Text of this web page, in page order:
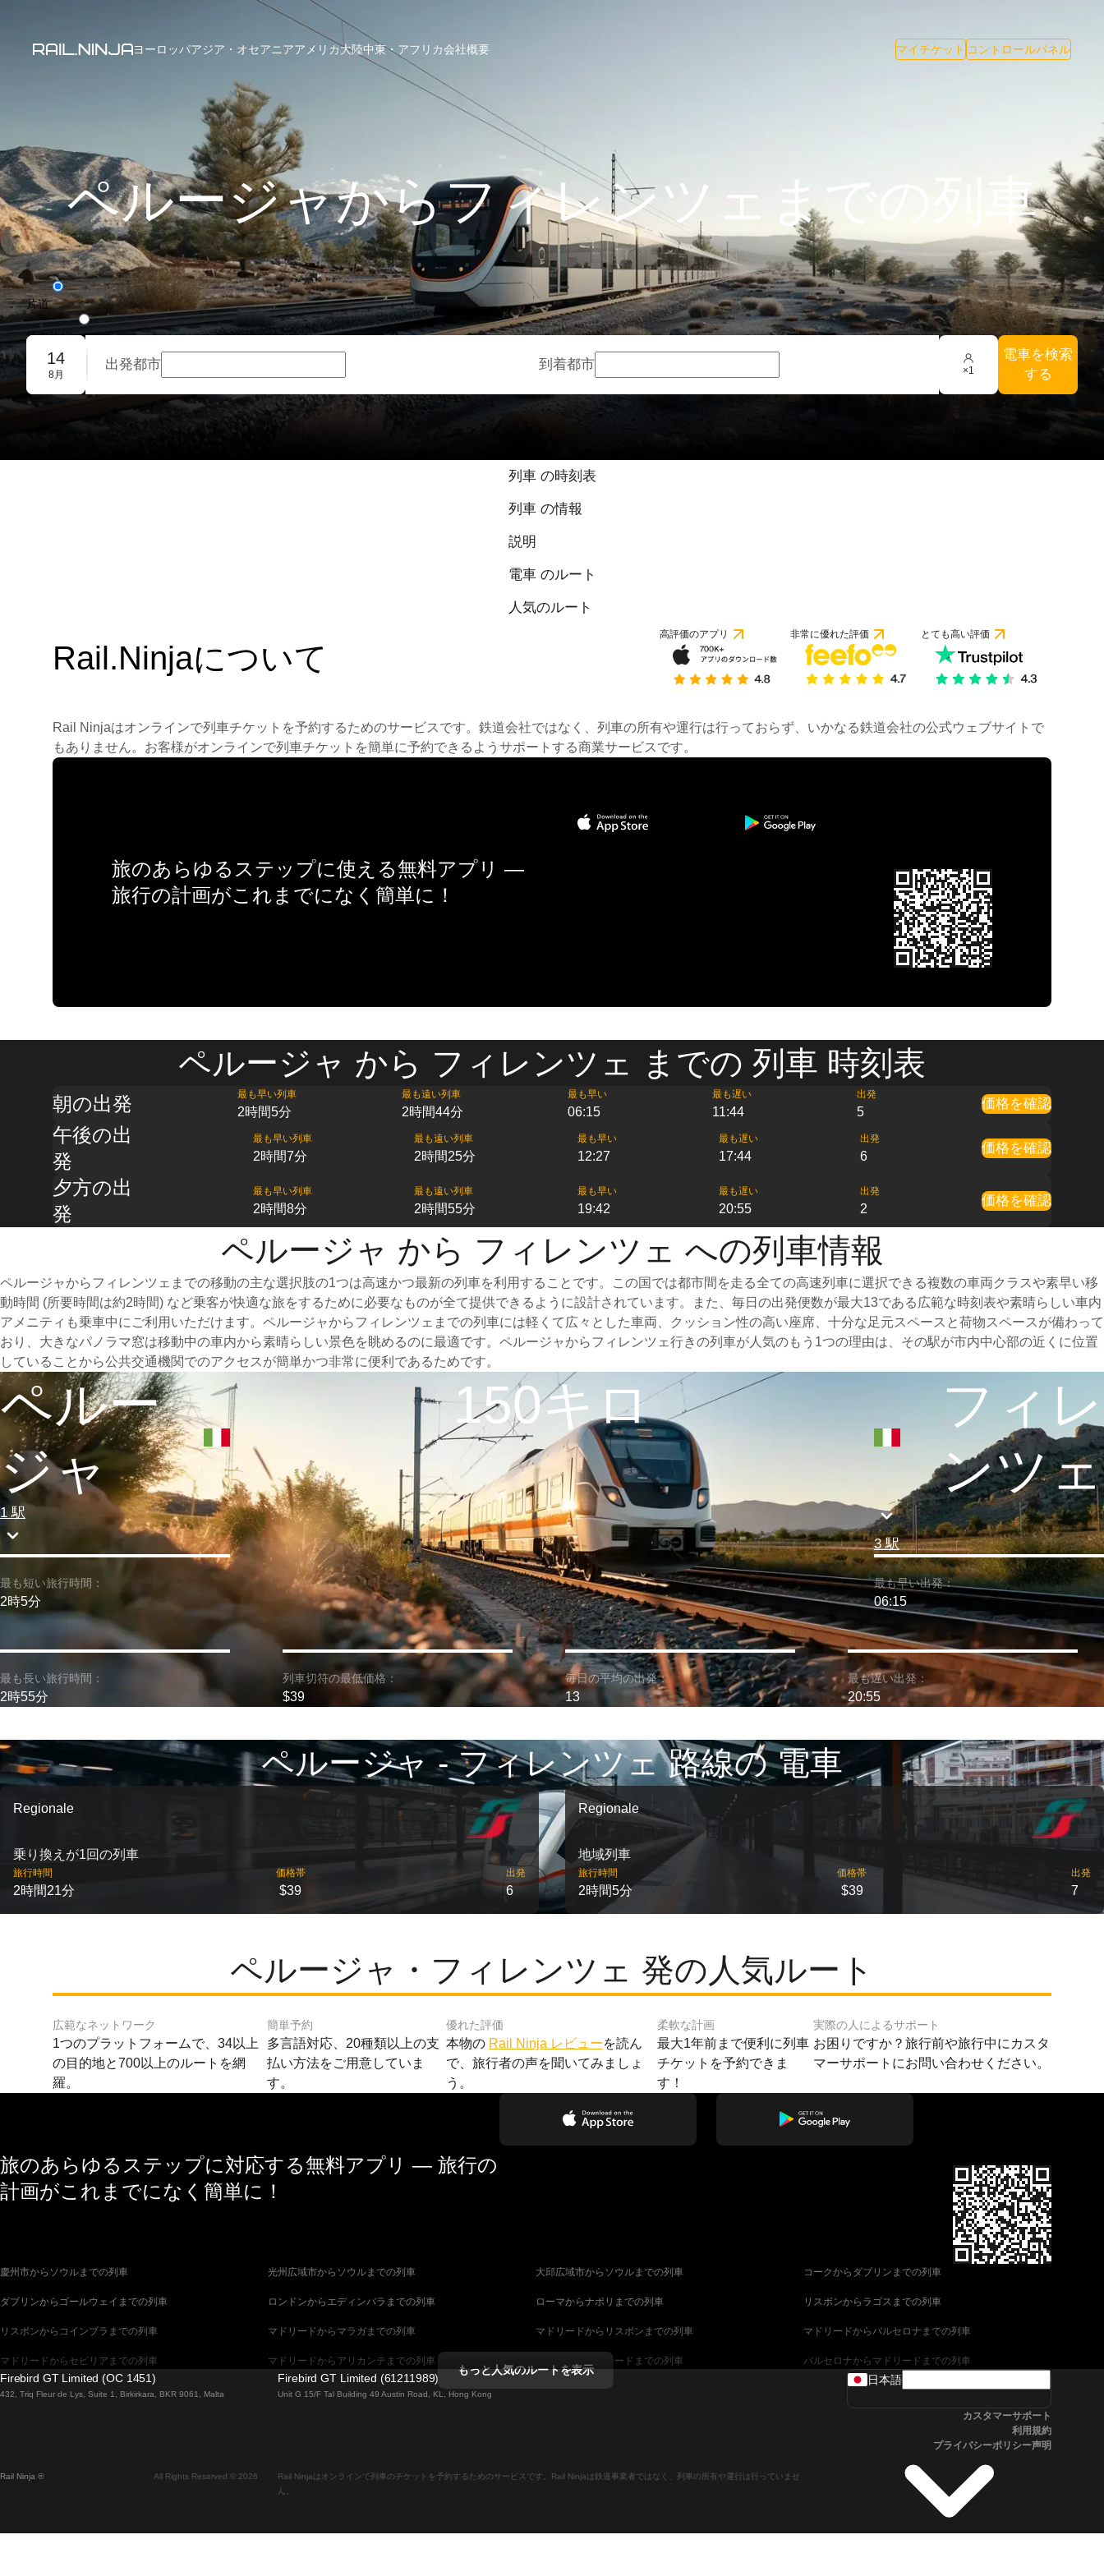
ヨーロッパアジア・オセアニアアメリカ大陸中東・アフリカ会社概要 マイチケット コントロールパネル
ペルージャからフィレンツェまでの列車
片道
往復旅行
団体予約
14
8月
出発都市 到着都市 ×1
電車を検索
する
列車 の時刻表
列車 の情報
説明
電車 のルート
人気のルート
Rail.Ninjaについて
高評価のアプリ 非常に優れた評価 とても高い評価
Rail Ninjaはオンラインで列車チケットを予約するためのサービスです。鉄道会社ではなく、列車の所有や運行は行っておらず、いかなる鉄道会社の公式ウェブサイトで
もありません。お客様がオンラインで列車チケットを簡単に予約できるようサポートする商業サービスです。
旅のあらゆるステップに使える無料アプリ —
旅行の計画がこれまでになく簡単に！
ペルージャ から フィレンツェ までの 列車 時刻表
朝の出発 最も早い列車
2時間5分
最も遠い列車
2時間44分
最も早い
06:15
最も遅い
11:44
出発
5
価格を確認
午後の出
発
最も早い列車
2時間7分
最も遠い列車
2時間25分
最も早い
12:27
最も遅い
17:44
出発
6
価格を確認
夕方の出
発
最も早い列車
2時間8分
最も遠い列車
2時間55分
最も早い
19:42
最も遅い
20:55
出発
2
価格を確認
ペルージャ から フィレンツェ への列車情報
ペルージャからフィレンツェまでの移動の主な選択肢の1つは高速かつ最新の列車を利用することです。この国では都市間を走る全ての高速列車に選択できる複数の車両クラスや素早い移
動時間 (所要時間は約2時間) など乗客が快適な旅をするために必要なものが全て提供できるように設計されています。また、毎日の出発便数が最大13である広範な時刻表や素晴らしい車内
アメニティも乗車中にご利用いただけます。ペルージャからフィレンツェまでの列車には軽くて広々とした車両、クッション性の高い座席、十分な足元スペースと荷物スペースが備わって
おり、大きなパノラマ窓は移動中の車内から素晴らしい景色を眺めるのに最適です。ペルージャからフィレンツェ行きの列車が人気のもう1つの理由は、その駅が市内中心部の近くに位置
していることから公共交通機関でのアクセスが簡単かつ非常に便利であるためです。
ペルー
ジャ
1 駅
150キロ
フィレ
ンツェ
3 駅
最も短い旅行時間：
2時5分
最も早い出発：
06:15
最も長い旅行時間：
2時55分
列車切符の最低価格：
$39
毎日の平均の出発：
13
最も遅い出発：
20:55
ペルージャ - フィレンツェ 路線の 電車
Regionale
乗り換えが1回の列車
旅行時間
2時間21分
価格帯
$39
出発
6
Regionale
地域列車
旅行時間
2時間5分
価格帯
$39
出発
7
ペルージャ・フィレンツェ 発の人気ルート
広範なネットワーク
1つのプラットフォームで、34以上
の目的地と700以上のルートを網
羅。
簡単予約
多言語対応、20種類以上の支
払い方法をご用意していま
す。
優れた評価
本物の Rail Ninja レビューを読ん
で、旅行者の声を聞いてみましょ
う。
柔軟な計画
最大1年前まで便利に列車
チケットを予約できま
す！
実際の人によるサポート
お困りですか？旅行前や旅行中にカスタ
マーサポートにお問い合わせください。
旅のあらゆるステップに対応する無料アプリ — 旅行の
計画がこれまでになく簡単に！
慶州市からソウルまでの列車 光州広域市からソウルまでの列車 大邱広域市からソウルまでの列車 コークからダブリンまでの列車
ダブリンからゴールウェイまでの列車 ロンドンからエディンバラまでの列車 ローマからナポリまでの列車 リスボンからラゴスまでの列車
リスボンからコインブラまでの列車 マドリードからマラガまでの列車 マドリードからリスボンまでの列車 マドリードからバルセロナまでの列車
マドリードからセビリアまでの列車 マドリードからアリカンテまでの列車 マラガからマドリードまでの列車 バルセロナからマドリードまでの列車
バルセロナからセビリアまでの列車 バルセロナからマラガまでの列車 ヴェネツィアからローマまでの列車
ウィーンからザルツブルクまでの列車
アリカンテからマドリードまでの列車
エディンバラからロンドンまでの列車 ザルツブルクからウィーンまでの列車 キャンベラからシドニーまでの列車 フィレンツェからヴェネツィアまでの列車
ローマからフィレンツェまでの列車
もっと人気のルートを表示
Firebird GT Limited (OC 1451)
432, Triq Fleur de Lys, Suite 1, Birkirkara, BKR 9061, Malta
Firebird GT Limited (61211989)
Unit G 15/F Tal Building 49 Austin Road, KL, Hong Kong
Rail Ninja ® All Rights Reserved © 2026
Rail Ninjaはオンラインで列車のチケットを予約するためのサービスです。Rail Ninjaは鉄道事業者ではなく、列車の所有や運行は行っていませ
ん。
日本語
カスタマーサポート
利用規約
プライバシーポリシー声明